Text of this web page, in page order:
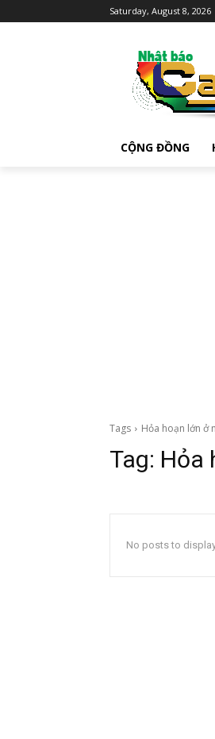
Saturday, August 8, 2026
CỘNG ĐỒNG
Tags Hỏa hoạn lớn ở
Tag: Hỏa
No posts to